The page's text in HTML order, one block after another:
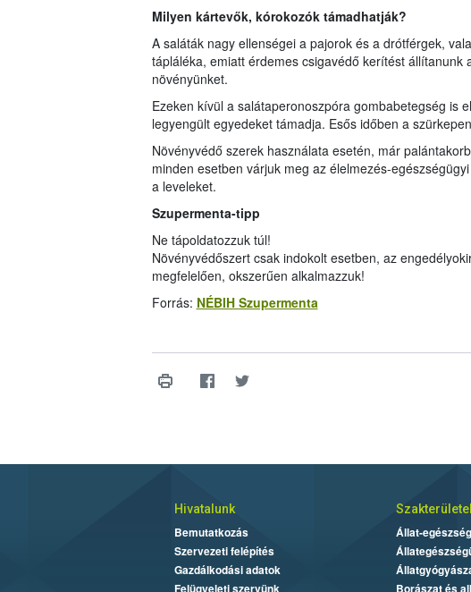
Milyen kártevők, kórokozók támadhatják?
A saláták nagy ellenségei a pajorok és a drótférgek,
tápláléka, emiatt érdemes csigavédő kerítést
növényünket.
Ezeken kívül a salátaperonoszpóra gombabetegség is
legyengült egyedeket támadja. Esős időben a
Növényvédő szerek használata esetén, már
minden esetben várjuk meg az élelmezés-
a leveleket.
Szupermenta-tipp
Ne tápoldatozzuk túl!
Növényvédőszert csak indokolt esetben, az
megfelelően, okszerűen alkalmazzuk!
Forrás: NÉBIH Szupermenta
Hivatalunk
Bemutatkozás
Szervezeti felépítés
Gazdálkodási adatok
Felügyeleti szervünk
Állat-
Borászat és